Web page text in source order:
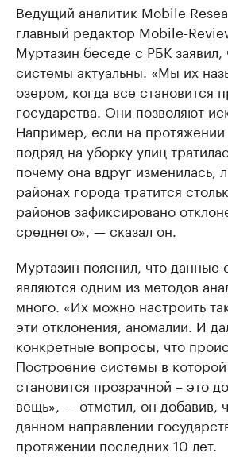
Ведущий аналитик Mobile
главный редактор Mobile-
Муртазин беседе с РБК
системы актуальны. «Мы их
озером, когда все становится
государства. Они позволяют
Например, если на протяжении
подряд на уборку улиц
почему она вдруг изменилась,
районах города тратится
районов зафиксировано
среднего», — сказал он.
Муртазин пояснил, что данные
являются одним из методов
много. «Их можно настроить
эти отклонения, аномалии. И
конкретные вопросы, что
Построение системы в
становится прозрачной – это
вещь», — отметил, он добавив,
данном направлении
протяжении последних 10 лет.